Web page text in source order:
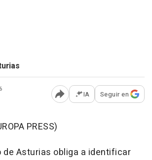
Abrir opciones para
IA Seguir en
PRESS)
de Asturias obliga a identificar